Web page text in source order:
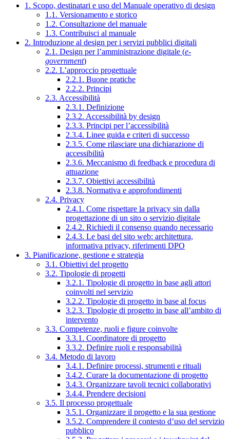
1. Scopo, destinatari e uso del Manuale operativo di design
1.1. Versionamento e storico
1.2. Consultazione del manuale
1.3. Contribuisci al manuale
2. Introduzione al design per i servizi pubblici digitali
2.1. Design per l’amministrazione digitale (e-
government)
2.2. L’approccio progettuale
2.2.1. Buone pratiche
2.2.2. Principi
2.3. Accessibilità
2.3.1. Definizione
2.3.2. Accessibilità by design
2.3.3. Principi per l’accessibilità
2.3.4. Linee guida e criteri di successo
2.3.5. Come rilasciare una dichiarazione di
accessibilità
2.3.6. Meccanismo di feedback e procedura di
attuazione
2.3.7. Obiettivi accessibilità
2.3.8. Normativa e approfondimenti
2.4. Privacy
2.4.1. Come rispettare la privacy sin dalla
progettazione di un sito o servizio digitale
2.4.2. Richiedi il consenso quando necessario
2.4.3. Le basi del sito web: architettura,
informativa privacy, riferimenti DPO
3. Pianificazione, gestione e strategia
3.1. Obiettivi del progetto
3.2. Tipologie di progetti
3.2.1. Tipologie di progetto in base agli attori
coinvolti nel servizio
3.2.2. Tipologie di progetto in base al focus
3.2.3. Tipologie di progetto in base all’ambito di
intervento
3.3. Competenze, ruoli e figure coinvolte
3.3.1. Coordinatore di progetto
3.3.2. Definire ruoli e responsabilità
3.4. Metodo di lavoro
3.4.1. Definire processi, strumenti e rituali
3.4.2. Curare la documentazione di progetto
3.4.3. Organizzare tavoli tecnici collaborativi
3.4.4. Prendere decisioni
3.5. Il processo progettuale
3.5.1. Organizzare il progetto e la sua gestione
3.5.2. Comprendere il contesto d’uso del servizio
pubblico